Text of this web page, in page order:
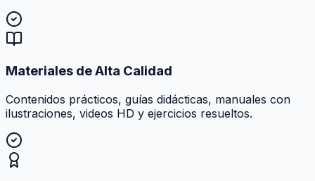
Materiales de Alta Calidad
Contenidos prácticos, guías didácticas, manuales con
ilustraciones, videos HD y ejercicios resueltos.